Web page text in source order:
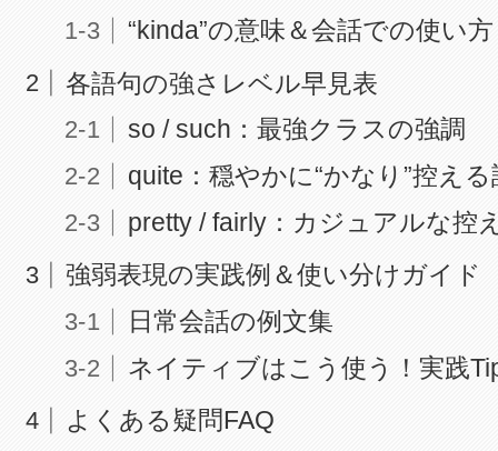
“kinda”の意味＆会話での使い方
各語句の強さレベル早見表
so / such：最強クラスの強調
quite：穏やかに“かなり”控える
pretty / fairly：カジュアルな控
強弱表現の実践例＆使い分けガイド
日常会話の例文集
ネイティブはこう使う！実践
よくある疑問FAQ